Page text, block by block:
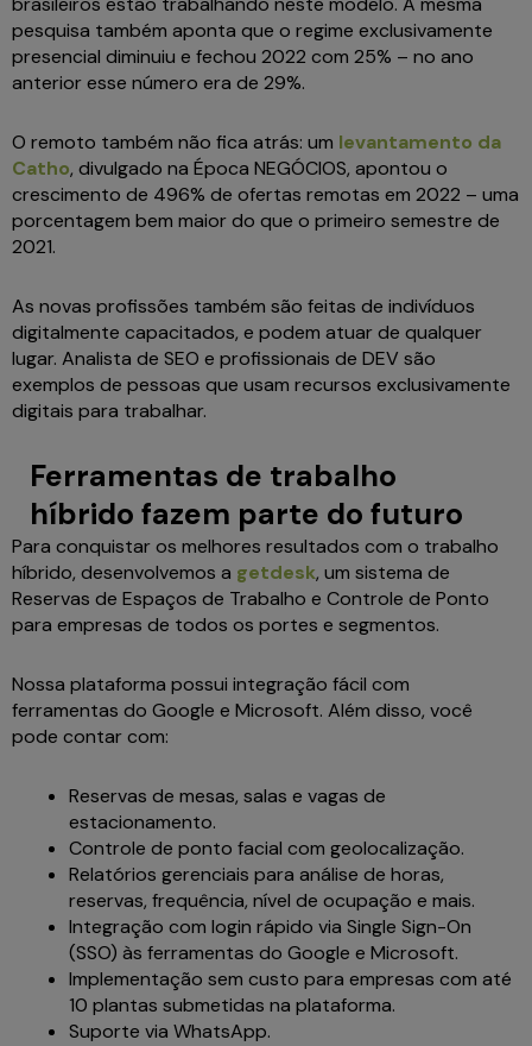
pesquisa também aponta que o regime exclusivamente
presencial diminuiu e fechou 2022 com 25% – no ano
anterior esse número era de 29%.
O remoto também não fica atrás: um levantamento da
Catho, divulgado na Época NEGÓCIOS, apontou o
crescimento de 496% de ofertas remotas em 2022 – uma
porcentagem bem maior do que o primeiro semestre de
2021.
As novas profissões também são feitas de indivíduos
digitalmente capacitados, e podem atuar de qualquer
lugar. Analista de SEO e profissionais de DEV são
exemplos de pessoas que usam recursos exclusivamente
digitais para trabalhar.
Ferramentas de trabalho
híbrido fazem parte do futuro
Para conquistar os melhores resultados com o trabalho
híbrido, desenvolvemos a getdesk, um sistema de
Reservas de Espaços de Trabalho e Controle de Ponto
para empresas de todos os portes e segmentos.
Nossa plataforma possui integração fácil com
ferramentas do Google e Microsoft. Além disso, você
pode contar com:
Reservas de mesas, salas e vagas de
estacionamento.
Controle de ponto facial com geolocalização.
Relatórios gerenciais para análise de horas,
reservas, frequência, nível de ocupação e mais.
Integração com login rápido via Single Sign-On
(SSO) às ferramentas do Google e Microsoft.
Implementação sem custo para empresas com até
10 plantas submetidas na plataforma.
Suporte via WhatsApp.